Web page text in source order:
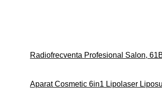
Radiofrecventa Profesional Salon,
Aparat Cosmetic 6in1 Lipolaser